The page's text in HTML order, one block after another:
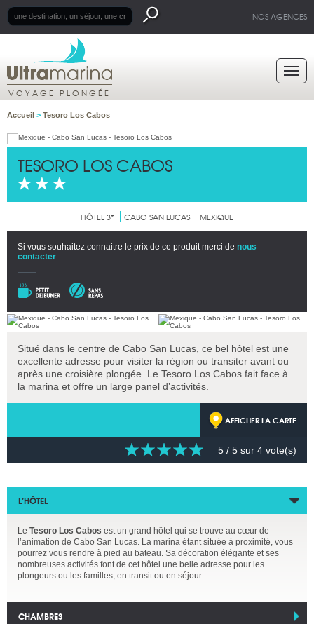
NOS AGENCES
VOYAGE PLONGÉE
Accueil > Tesoro Los Cabos
TESORO LOS CABOS
HÔTEL 3* CABO SAN LUCAS MEXIQUE
Si vous souhaitez connaitre le prix de ce produit merci de nous
contacter
Situé dans le centre de Cabo San Lucas, ce bel hôtel est une
excellente adresse pour visiter la région ou transiter avant ou
après une croisière plongée. Le Tesoro Los Cabos fait face à
la marina et offre un large panel d’activités.
AFFICHER LA CARTE
5 / 5 sur 4 vote(s)
L’HÔTEL
Le Tesoro Los Cabos est un grand hôtel qui se trouve au cœur de
l’animation de Cabo San Lucas. La marina étant située à proximité, vous
pourrez vous rendre à pied au bateau. Sa décoration élégante et ses
nombreuses activités font de cet hôtel une belle adresse pour les
plongeurs ou les familles, en transit ou en séjour.
CHAMBRES